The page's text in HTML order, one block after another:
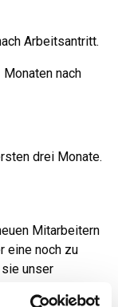
Arbeitsantritt.
Monaten nach
drei Monate.
Mitarbeitern
eine noch zu
unser
Bord kommen.